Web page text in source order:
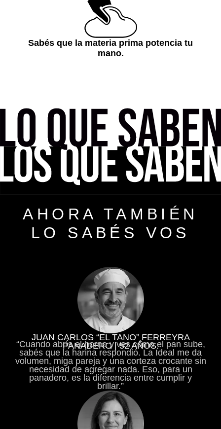
Sabés que la materia prima potencia tu
mano.
AHORA TAMBIÉN
LO SABÉS VOS
JUAN CARLOS “EL TANO” FERREYRA
PANADERO | 52 AÑOS.
“Cuando abrís el horno y ves cómo el pan sube,
sabés que la harina respondió. La Ideal me da
volumen, miga pareja y una corteza crocante sin
necesidad de agregar nada. Eso, para un
panadero, es la diferencia entre cumplir y
brillar.”